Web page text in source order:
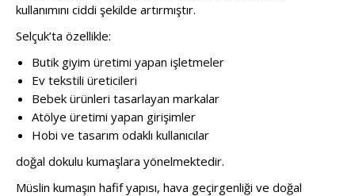
kullanımını ciddi şekilde artırmıştır.
Selçuk’ta özellikle:
Butik giyim üretimi yapan işletmeler
Ev tekstili üreticileri
Bebek ürünleri tasarlayan markalar
Atölye üretimi yapan girişimler
Hobi ve tasarım odaklı kullanıcılar
doğal dokulu kumaşlara yönelmektedir.
Müslin kumaşın hafif yapısı, hava geçirgenliği ve doğal